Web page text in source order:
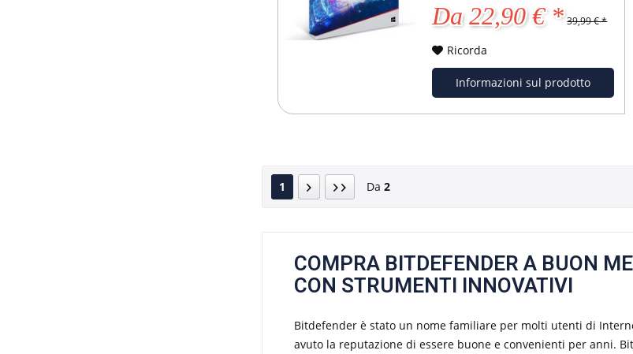
Da 22,90 € * 39,99 € *
Ricorda
Informazioni sul prodotto
1 Da 2
COMPRA BITDEFENDER A BUON
CON STRUMENTI INNOVATIVI
Bitdefender è stato un nome familiare per molti utenti di
avuto la reputazione di essere buone e convenienti per anni.